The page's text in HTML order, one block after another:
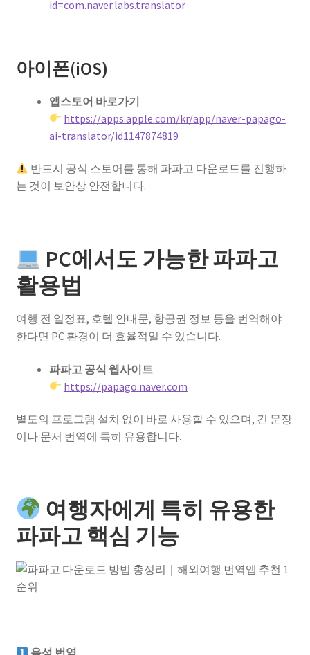
id=com.naver.labs.translator
아이폰(iOS)
앱스토어 바로가기
https://apps.apple.com/kr/app/naver-papago-
ai-translator/id1147874819
반드시 공식 스토어를 통해 파파고 다운로드를 진행하
는 것이 보안상 안전합니다.
PC에서도 가능한 파파고
활용법
여행 전 일정표, 호텔 안내문, 항공권 정보 등을 번역해야
한다면 PC 환경이 더 효율적일 수 있습니다.
파파고 공식 웹사이트
https://papago.naver.com
별도의 프로그램 설치 없이 바로 사용할 수 있으며, 긴 문장
이나 문서 번역에 특히 유용합니다.
여행자에게 특히 유용한
파파고 핵심 기능